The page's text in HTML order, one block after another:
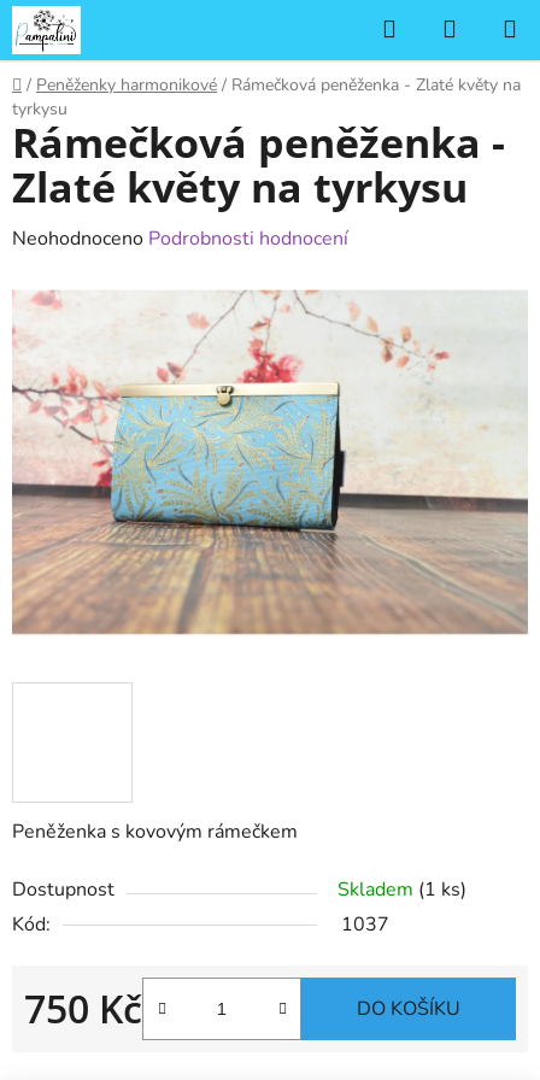
Přejít
na
obsah
Hledat
KOŠÍK
Domů
/ Peněženky harmonikové / Rámečková peněženka - Zlaté květy na
tyrkysu
Peněženka s kovovým rámečkem
Dostupnost Skladem (1 ks)
Kód:
1037
750 Kč DO KOŠÍKU
Rámečková peněženka -
Zlaté květy na tyrkysu
Průměrné
produktu
je
0,0
z
5
hvězdiček.
Neohodnoceno Podrobnosti hodnocení